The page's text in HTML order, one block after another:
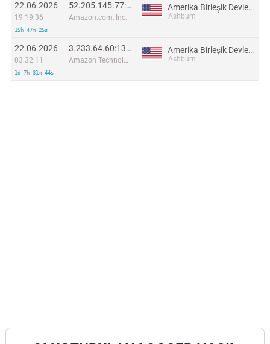
22.06.2026
19:19:36
15h 47m 25s
52.205.145.77:52900
Amazon.com, Inc.
Amerika Birleşik Devletleri
Ashburn
22.06.2026
03:32:11
1d 7h 31m 44s
3.233.64.60:13722
Amazon Technologies Inc.
Amerika Birleşik Devletleri
Ashburn